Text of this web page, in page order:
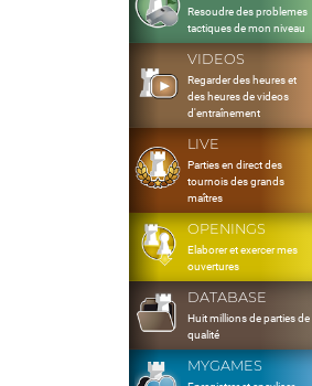
Resoudre des problemes
tactiques de mon niveau
VIDEOS
Regarder des heures et
des heures de videos
d'entraînement
LIVE
Parties en direct des
tournois des grands
maîtres
OPENINGS
Elaborer et exercer mes
ouvertures
DATABASE
Huit millions de parties de
qualité
MYGAMES